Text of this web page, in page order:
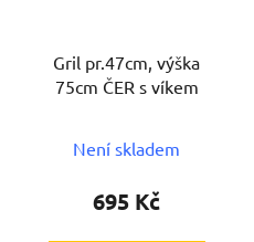
Gril pr.47cm, výška
75cm ČER s víkem
Není skladem
695 Kč